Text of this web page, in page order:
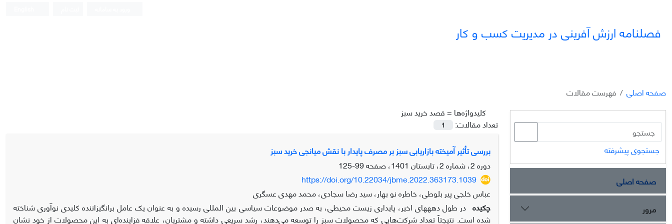
فصلنامه ارزش آفرینی در مدیریت کسب و کار
صفحه اصلی
فهرست مقالات
کلیدواژه‌ها =قصد خرید سبز
تعداد مقالات:
1
بررسی تأثیر آمیخته بازاریابی سبز بر مصرف پایدار با نقش میانجی خرید سبز
دوره 2، شماره 2، تابستان 1401، صفحه
99-125
https://doi.org/10.22034/jbme.2022.363173.1039
عباس خلجی پیر بلوطی، خاطره نو بهار، سید رضا سجادی، محمد مهدی عسگری
چکیده در طول دهه­های اخیر، پایداری زیست محیطی، به صدر موضوعات سیاسی بین المللی رسیده و به عنوان یک عامل برانگیزاننده کلیدی نوآوری شناخته
شده است. نتیجتاً تعداد شرکت‌هایی که محصولات سبز را توسعه می‌دهند، رشد سریعی داشته و مشتریان، علاقه فزاینده‌ای به این محصولات از خود نشان
جستجوی پیشرفته
صفحه اصلی
مرور